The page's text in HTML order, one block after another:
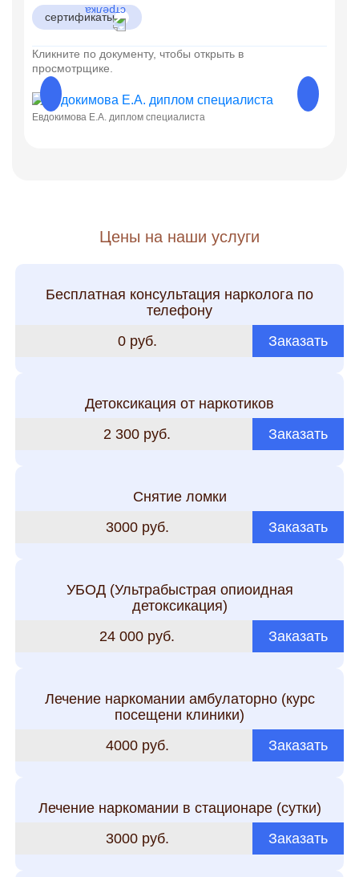
сертификаты
Кликните по документу, чтобы открыть в
просмотрщике.
Евдокимова Е.А. диплом специалиста
Цены на наши услуги
Бесплатная консультация нарколога по
телефону
0 руб.
Заказать
Детоксикация от наркотиков
2 300 руб.
Заказать
Снятие ломки
3000 руб.
Заказать
УБОД (Ультрабыстрая опиоидная
детоксикация)
24 000 руб.
Заказать
Лечение наркомании амбулаторно (курс
посещени клиники)
4000 руб.
Заказать
Лечение наркомании в стационаре (сутки)
3000 руб.
Заказать